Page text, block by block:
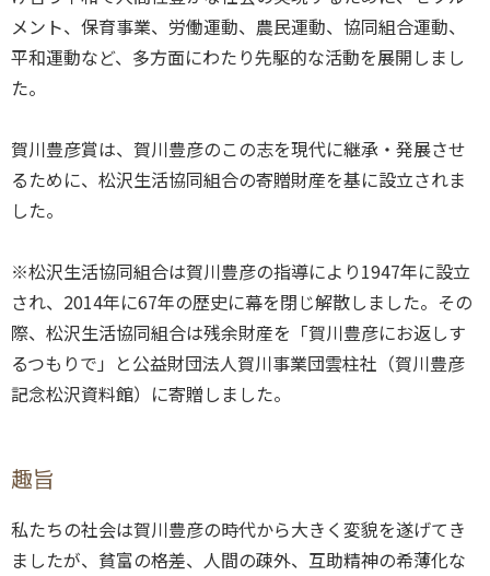
メント、保育事業、労働運動、農民運動、協同組合運動、
平和運動など、多方面にわたり先駆的な活動を展開しまし
た。
賀川豊彦賞は、賀川豊彦のこの志を現代に継承・発展させ
るために、松沢生活協同組合の寄贈財産を基に設立されま
した。
※松沢生活協同組合は賀川豊彦の指導により1947年に設立
され、2014年に67年の歴史に幕を閉じ解散しました。その
際、松沢生活協同組合は残余財産を「賀川豊彦にお返しす
るつもりで」と公益財団法人賀川事業団雲柱社（賀川豊彦
記念松沢資料館）に寄贈しました。
趣旨
私たちの社会は賀川豊彦の時代から大きく変貌を遂げてき
ましたが、貧富の格差、人間の疎外、互助精神の希薄化な